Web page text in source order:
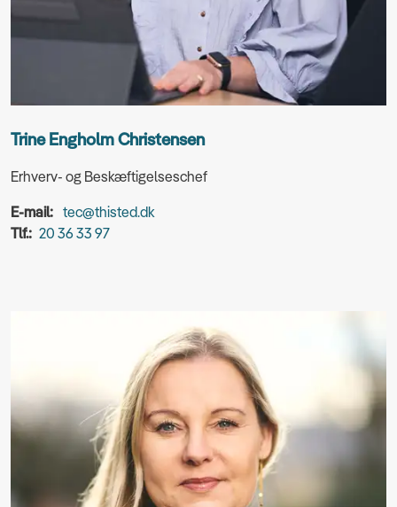
Trine Engholm Christensen
Erhverv- og Beskæftigelseschef
E-mail: tec@thisted.dk
Tlf.: 20 36 33 97